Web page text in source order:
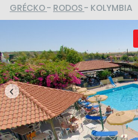
GRÉCKO- RODOS- KOLYMBIA